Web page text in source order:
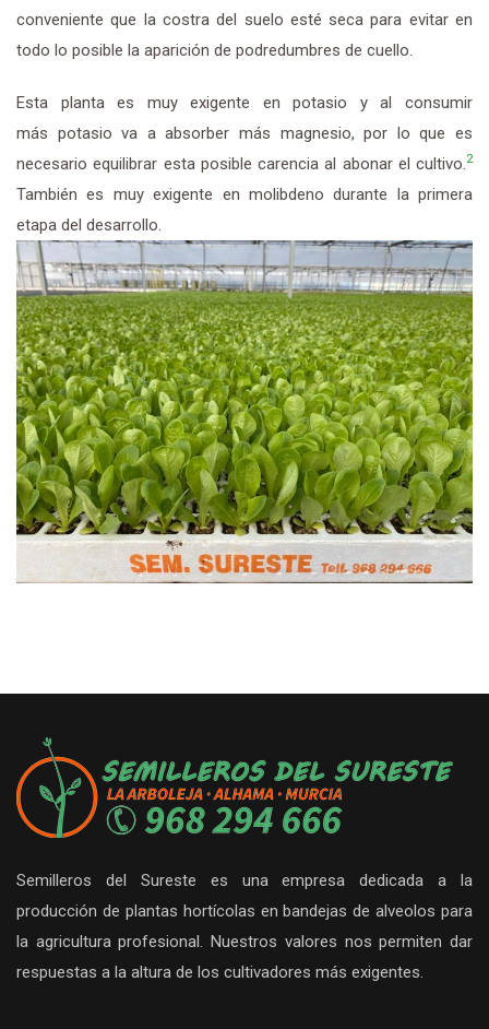
conveniente que la costra del suelo esté seca para evitar en
todo lo posible la aparición de podredumbres de cuello.
Esta planta es muy exigente en potasio y al consumir
más potasio va a absorber más magnesio, por lo que es
necesario equilibrar esta posible carencia al abonar el cultivo.2
También es muy exigente en molibdeno durante la primera
etapa del desarrollo.
Semilleros del Sureste es una empresa dedicada a la
producción de plantas hortícolas en bandejas de alveolos para
la agricultura profesional. Nuestros valores nos permiten dar
respuestas a la altura de los cultivadores más exigentes.